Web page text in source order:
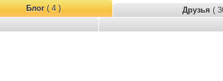
Блог( 4 ) Друзья (